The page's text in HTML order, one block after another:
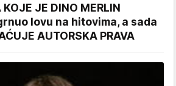
JE DINO MERLIN
lovu na hitovima, a sada
AUTORSKA PRAVA